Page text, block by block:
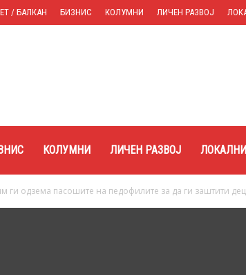
/ БАЛКАН БИЗНИС КОЛУМНИ ЛИЧЕН РАЗВОЈ
КОЛУМНИ ЛИЧЕН РАЗВОЈ
ги одзема пасошите на педофилите за да ги заштити